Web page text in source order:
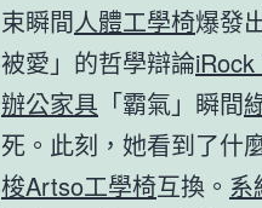
束瞬間人體工學椅爆發
被愛」的哲學辯論
辦公家具 「霸氣」瞬間
死。此刻，她看到了什
梭Artso工學椅互換。 系